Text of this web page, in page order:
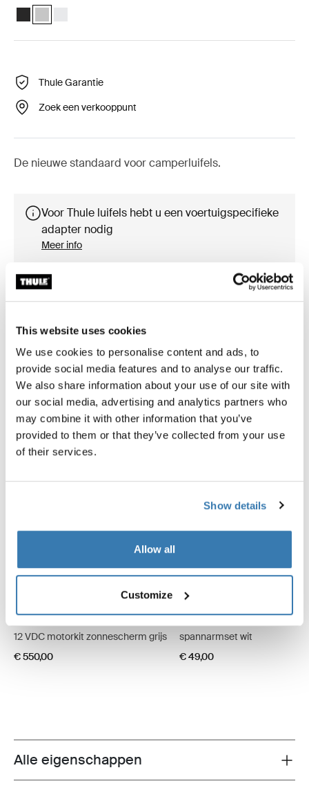
This website uses cookies
We use cookies to personalise content and ads, to
provide social media features and to analyse our traffic.
We also share information about your use of our site with
our social media, advertising and analytics partners who
may combine it with other information that you’ve
provided to them or that they’ve collected from your use
of their services.
Show details
Allow all
Customize
Thule Omnistor 5200 (3.02x2.50) Antraciet
Thule Omnistor 5200 (3.02x2.50) Geanodiseerd (selected)
Thule Garantie
Zoek een verkooppunt
De nieuwe standaard voor camperluifels.
Voor Thule luifels hebt u een voertuigspecifieke
adapter nodig
Meer info
Accessoires voor Thule Omnistor
5200
12 VDC motorkit zonnescherm grijs
€ 550,00
spannarmset wit
€ 49,00
Toggle features
Alle eigenschappen